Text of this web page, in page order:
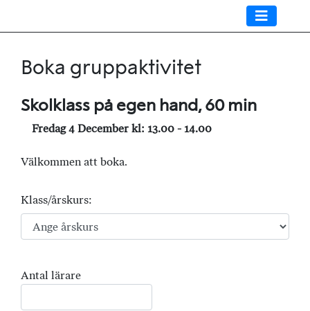
Boka gruppaktivitet
Skolklass på egen hand, 60 min
Fredag 4 December kl: 13.00 - 14.00
Välkommen att boka.
Klass/årskurs:
Antal lärare